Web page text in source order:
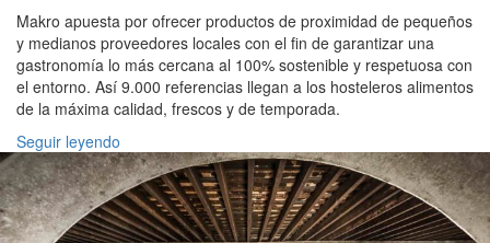
Makro apuesta por ofrecer productos de proximidad de pequeños
y medianos proveedores locales con el fin de garantizar una
gastronomía lo más cercana al 100% sostenible y respetuosa con
el entorno. Así 9.000 referencias llegan a los hosteleros alimentos
de la máxima calidad, frescos y de temporada.
Seguir leyendo